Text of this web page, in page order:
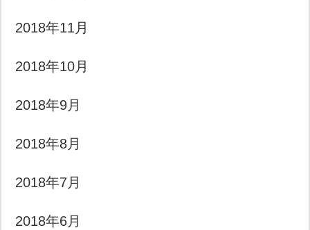
2018年11月
2018年10月
2018年9月
2018年8月
2018年7月
2018年6月